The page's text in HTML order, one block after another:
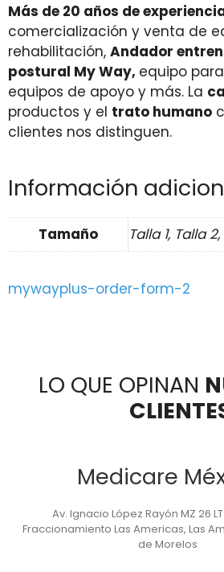
Más de 20 años de
comercialización y venta de
rehabilitación, Andador
postural My Way, equipo
equipos de apoyo y más. La
productos y el trato humano
clientes nos distinguen.
Información
Tamaño Talla 1, Talla
mywayplus-order-form-2
LO QUE OPINAN
Medicare
Av. Ignacio López Rayón MZ 26
Fraccionamiento Las Americas, Las
de Morelos